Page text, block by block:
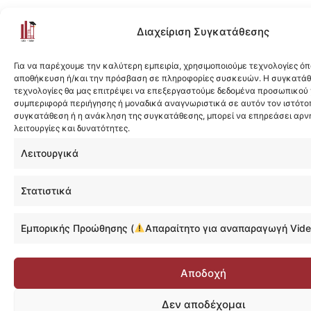
Διαχείριση Συγκατάθεσης
Για να παρέχουμε την καλύτερη εμπειρία, χρησιμοποιούμε τεχνολογίες
αποθήκευση ή/και την πρόσβαση σε πληροφορίες συσκευών. Η
τεχνολογίες θα μας επιτρέψει να επεξεργαστούμε δεδομένα
συμπεριφορά περιήγησης ή μοναδικά αναγνωριστικά σε αυτόν τον
συγκατάθεση ή η ανάκληση της συγκατάθεσης, μπορεί να επηρεάσει
λειτουργίες και δυνατότητες.
Λειτουργικά
Στατιστικά
Εμπορικής Προώθησης ( Απαραίτητο για αναπαραγωγή
Αποδοχή
Δεν αποδέχομαι